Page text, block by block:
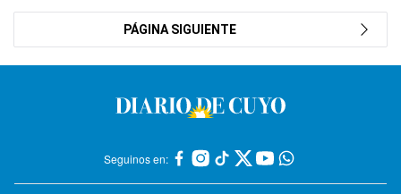
PÁGINA SIGUIENTE
Seguinos en: